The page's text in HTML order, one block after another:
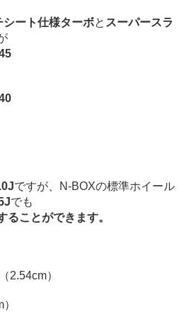
シート仕様ターボと スーパースラ
ですが、N-BOXの標準ホイール
でも
ることができます。
2.54cm）